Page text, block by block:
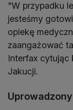
"W przypadku
jesteśmy
opiekę
zaangażować
Interfax cytując
Jakucji.